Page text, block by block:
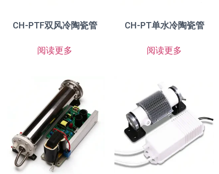
CH-PTF双风冷陶瓷管
阅读更多
CH-PT单水冷陶瓷管
阅读更多